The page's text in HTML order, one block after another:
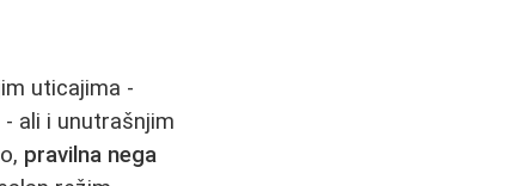
uticajima -
ali i unutrašnjim
pravilna nega